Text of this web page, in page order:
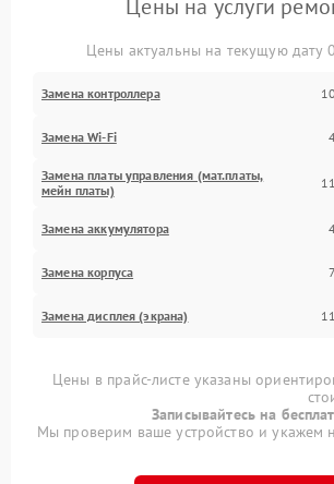
Цены на услуги
Цены актуальны на текущую дату
Замена контроллера
Замена Wi-Fi
Замена платы управления (мат.платы,
мейн платы)
Замена аккумулятора
Замена корпуса
Замена дисплея (экрана)
Цены в прайс-листе указаны
Записывайтесь на
Мы проверим ваше устройство и укажем